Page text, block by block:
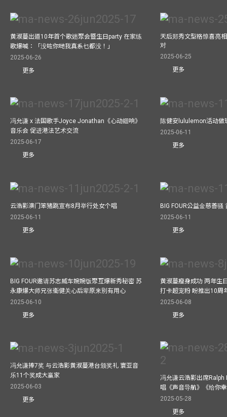
黄淑蔓出道10年首个歌迷聚会暨生日party 在家练
歌爆喊：「没咗你哋我真系乜都没！」
2025-06-26
更多
天后郑秀文型格惊喜亮
对
2025-06-25
更多
冯允谦 x 法国歌手Joyce Jonathan《心动迴响》
音乐会 促进港法艺术交流
2025-06-17
更多
陈健安lululemon活动做
2025-06-11
更多
云浩影澳门笨猪跳宣布8月举行处女个唱
2025-06-11
更多
BIG FOUR公益⾦慈善
2025-06-11
更多
BIG FOUR邀请苏志威车婉婉饭聚互爆新秀秘密 苏
永康爆大师兄张衞健关心后辈原来別有用心
2025-06-10
更多
黄淑蔓瘦身成功 两年生
打卡超宠粉 盼推出10周
2025-06-08
更多
冯允谦捧7奖 与云浩影黄淑蔓港台颁奖礼 寰亚音
乐11个奖成大赢家
2025-06-03
更多
冯允谦云浩影出席
唱《声音导航》《给你
2025-05-28
更多